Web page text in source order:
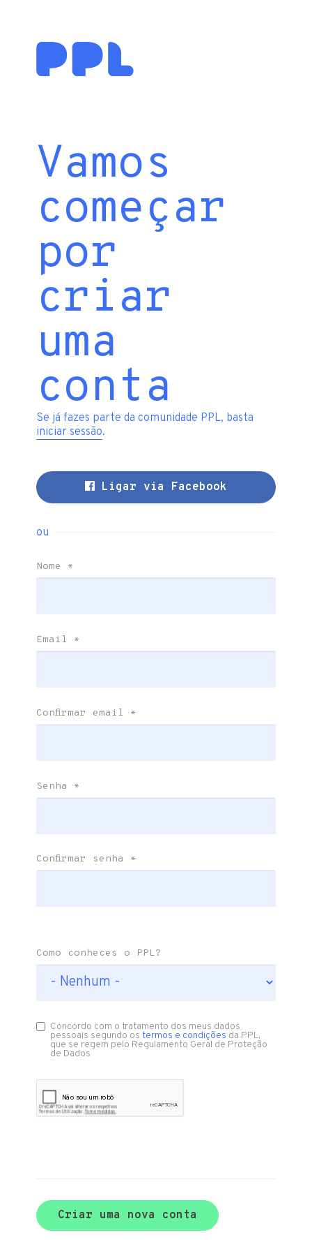
Vamos
começar
por
criar
uma
conta
Se já fazes parte da comunidade PPL, basta
iniciar sessão.
Ligar via Facebook
ou
Nome *
Email *
Confirmar email *
Senha *
Confirmar senha *
Como conheces o PPL?
Concordo com o tratamento dos meus dados
pessoais segundo ostermos e condições da PPL,
que se regem pelo Regulamento Geral de Proteção
de Dados
Criar uma nova conta